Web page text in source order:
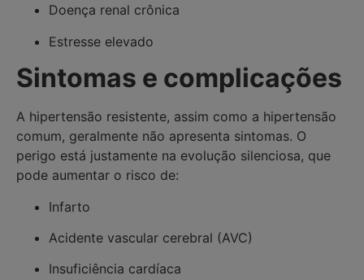
Doença renal crônica
Estresse elevado
Sintomas e complicações
A hipertensão resistente, assim como a hipertensão
comum, geralmente não apresenta sintomas. O
perigo está justamente na evolução silenciosa, que
pode aumentar o risco de:
Infarto
Acidente vascular cerebral (AVC)
Insuficiência cardíaca